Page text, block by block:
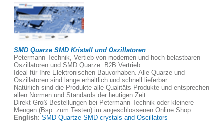
SMD Quarze SMD Kristall und Oszillatoren
Petermann-Technik, Vertieb von modernen und hoch belastbaren
Oszillatoren und SMD Quarze. B2B Vertrieb.
Ideal für Ihre Elektronischen Bauvorhaben. Alle Quarze und
Oszillatoren sind lange erhältlich und schnell lieferbar.
Natürlich sind die Produkte alle Qualitäts Produkte und entsprechen
allen Normen und Standards der heutigen Zeit.
Direkt Groß Bestellungen bei Petermann-Technik oder kleinere
Mengen (Bsp. zum Testen) im angeschlossenen Online Shop.
English: SMD Quartze SMD crystals and Oscillators